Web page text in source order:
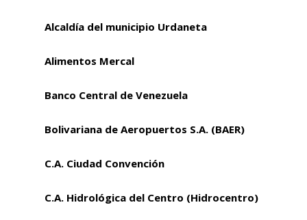
Alcaldía del municipio Urdaneta
Alimentos Mercal
Banco Central de Venezuela
Bolivariana de Aeropuertos S.A. (BAER)
C.A. Ciudad Convención
C.A. Hidrológica del Centro (Hidrocentro)